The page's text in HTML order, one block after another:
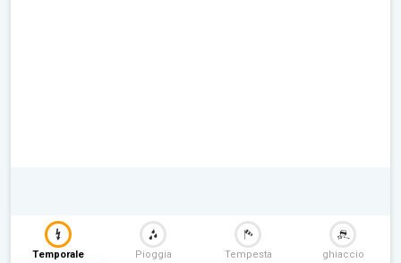
Temporale Pioggia Tempesta ghiaccio